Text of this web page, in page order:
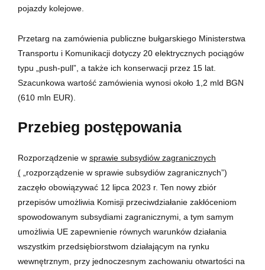
pojazdy kolejowe.
Przetarg na zamówienia publiczne bułgarskiego Ministerstwa
Transportu i Komunikacji dotyczy 20 elektrycznych pociągów
typu „push-pull”, a także ich konserwacji przez 15 lat.
Szacunkowa wartość zamówienia wynosi około 1,2 mld BGN
(610 mln EUR).
Przebieg postępowania
Rozporządzenie w sprawie subsydiów zagranicznych
( „rozporządzenie w sprawie subsydiów zagranicznych”)
zaczęło obowiązywać 12 lipca 2023 r. Ten nowy zbiór
przepisów umożliwia Komisji przeciwdziałanie zakłóceniom
spowodowanym subsydiami zagranicznymi, a tym samym
umożliwia UE zapewnienie równych warunków działania
wszystkim przedsiębiorstwom działającym na rynku
wewnętrznym, przy jednoczesnym zachowaniu otwartości na